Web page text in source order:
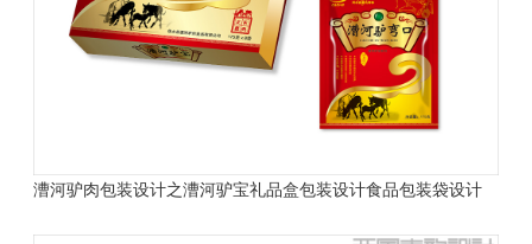
漕河驴肉包装设计之漕河驴宝礼品盒包装设计食品包装袋设计